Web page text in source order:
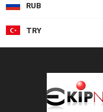
RUB
TRY